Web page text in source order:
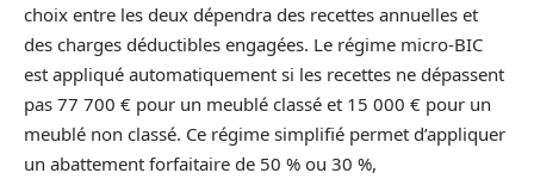
choix entre les deux dépendra des recettes annuelles et
des charges déductibles engagées. Le régime micro-BIC
est appliqué automatiquement si les recettes ne dépassent
pas 77 700 € pour un meublé classé et 15 000 € pour un
meublé non classé. Ce régime simplifié permet d’appliquer
un abattement forfaitaire de 50 % ou 30 %,